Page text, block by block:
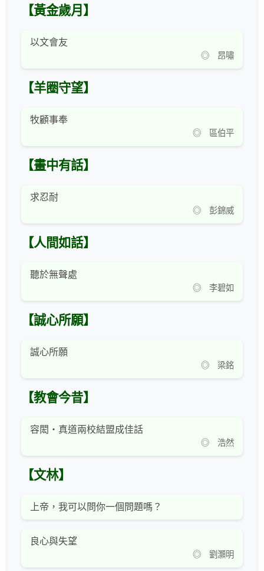
【黃金歲月】
以文會友
◎ 昂嘯
【羊圈守望】
牧顧事奉
◎ 區伯平
【畫中有話】
求忍耐
◎ 彭錦威
【人間如話】
聽於無聲處
◎ 李碧如
【誠心所願】
誠心所願
◎ 梁銘
【教會今昔】
容閎‧真道兩校結盟成佳話
◎ 浩然
【文林】
上帝，我可以問你一個問題嗎？
良心與失望
◎ 劉灝明